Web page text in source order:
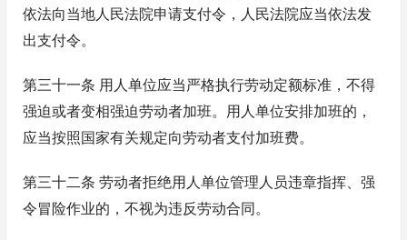
依法向当地人民法院申请支付令，人民法院应当依法发
出支付令。
第三十一条 用人单位应当严格执行劳动定额标准，不得
强迫或者变相强迫劳动者加班。用人单位安排加班的，
应当按照国家有关规定向劳动者支付加班费。
第三十二条 劳动者拒绝用人单位管理人员违章指挥、强
令冒险作业的，不视为违反劳动合同。